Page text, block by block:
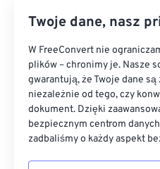
Twoje dane, nasz
W FreeConvert nie
plików – chronimy je. Nasze
gwarantują, że Twoje dane
niezależnie od tego, czy
dokument. Dzięki
bezpiecznym centrom
zadbaliśmy o każdy aspekt